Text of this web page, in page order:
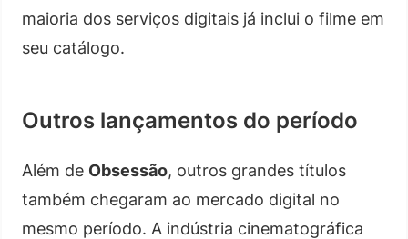
maioria dos serviços digitais já inclui o filme em
seu catálogo.
Outros lançamentos do período
Além de Obsessão, outros grandes títulos
também chegaram ao mercado digital no
mesmo período. A indústria cinematográfica